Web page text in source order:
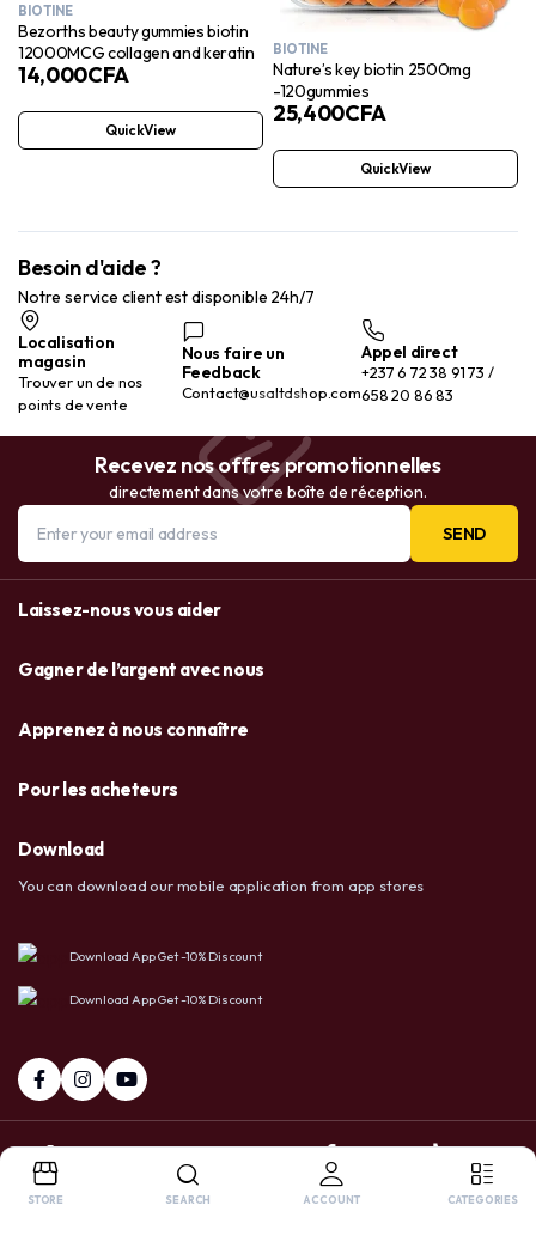
BIOTINE
Bezorths beauty gummies biotin
12000MCG collagen and keratin
14,000CFA
QuickView
BIOTINE
Nature’s key biotin 2500mg
-120gummies
25,400CFA
QuickView
Besoin d'aide ?
Notre service client est disponible 24h/7
Localisation
magasin
Trouver un de nos
points de vente
Nous faire un
Feedback
Contact@usaltdshop.com
Appel direct
+237 6 72 38 91 73 /
658 20 86 83
Recevez nos offres promotionnelles
directement dans votre boîte de réception.
SEND
Laissez-nous vous aider
Gagner de l’argent avec nous
Apprenez à nous connaître
Pour les acheteurs
Download
You can download our mobile application from app stores
Download App Get -10% Discount
Download App Get -10% Discount
Whatsapp
STORE SEARCH ACCOUNT CATEGORIES